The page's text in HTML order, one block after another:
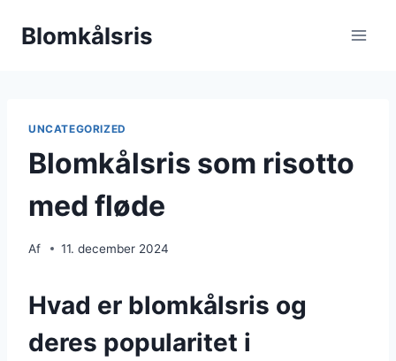
Blomkålsris
UNCATEGORIZED
Blomkålsris som risotto
med fløde
Af 11. december 2024
Hvad er blomkålsris og
deres popularitet i